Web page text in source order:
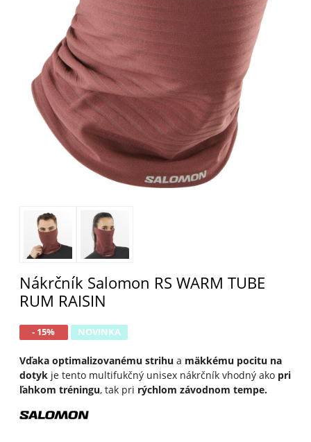
Nákrčník Salomon RS WARM TUBE
RUM RAISIN
- 15% NOVINKA
Vďaka optimalizovanému strihua mäkkému pocitu na
dotykje tento multifukčný unisex nákrčník vhodný ako pri
ľahkom tréningu, tak pri rýchlom závodnom tempe.